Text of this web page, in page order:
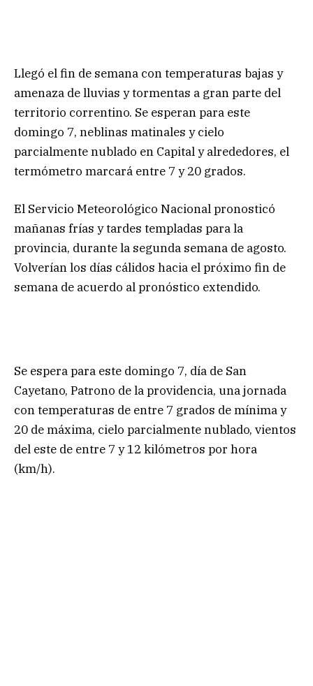
Llegó el fin de semana con temperaturas bajas y
amenaza de lluvias y tormentas a gran parte del
territorio correntino. Se esperan para este
domingo 7, neblinas matinales y cielo
parcialmente nublado en Capital y alrededores, el
termómetro marcará entre 7 y 20 grados.
El Servicio Meteorológico Nacional pronosticó
mañanas frías y tardes templadas para la
provincia, durante la segunda semana de agosto.
Volverían los días cálidos hacia el próximo fin de
semana de acuerdo al pronóstico extendido.
Se espera para este domingo 7, día de San
Cayetano, Patrono de la providencia, una jornada
con temperaturas de entre 7 grados de mínima y
20 de máxima, cielo parcialmente nublado, vientos
del este de entre 7 y 12 kilómetros por hora
(km/h).